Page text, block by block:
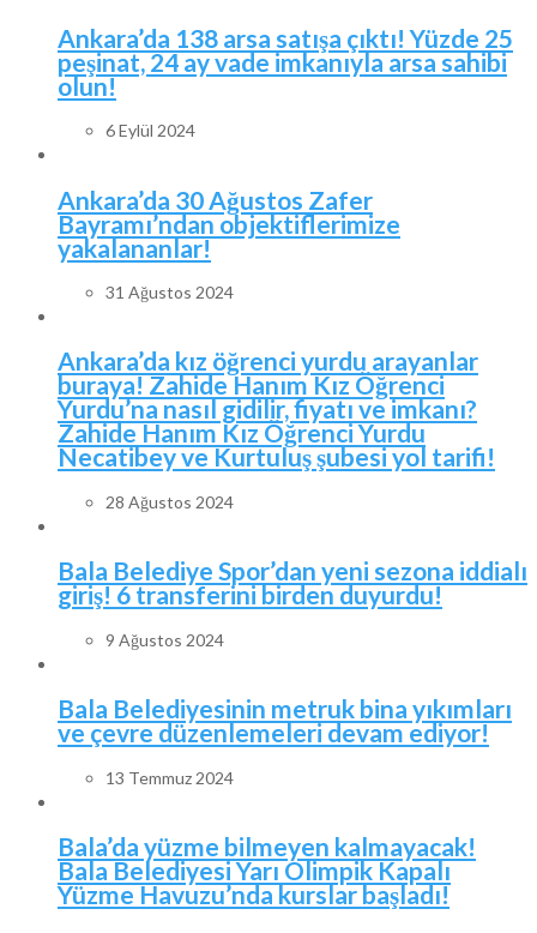
Ankara’da 138 arsa satışa çıktı! Yüzde 25
peşinat, 24 ay vade imkanıyla arsa sahibi
olun!
6 Eylül 2024
Ankara’da 30 Ağustos Zafer
Bayramı’ndan objektiflerimize
yakalananlar!
31 Ağustos 2024
Ankara’da kız öğrenci yurdu arayanlar
buraya! Zahide Hanım Kız Öğrenci
Yurdu’na nasıl gidilir, fiyatı ve imkanı?
Zahide Hanım Kız Öğrenci Yurdu
Necatibey ve Kurtuluş şubesi yol tarifi!
28 Ağustos 2024
Bala Belediye Spor’dan yeni sezona iddialı
giriş! 6 transferini birden duyurdu!
9 Ağustos 2024
Bala Belediyesinin metruk bina yıkımları
ve çevre düzenlemeleri devam ediyor!
13 Temmuz 2024
Bala’da yüzme bilmeyen kalmayacak!
Bala Belediyesi Yarı Olimpik Kapalı
Yüzme Havuzu’nda kurslar başladı!